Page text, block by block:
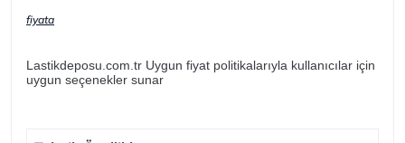
fiyata
Lastikdeposu.com.tr Uygun fiyat politikalarıyla kullanıcılar için
uygun seçenekler sunar